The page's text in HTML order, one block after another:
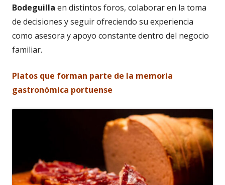
Bodeguilla en distintos foros, colaborar en la toma
de decisiones y seguir ofreciendo su experiencia
como asesora y apoyo constante dentro del negocio
familiar.
Platos que forman parte de la memoria
gastronómica portuense